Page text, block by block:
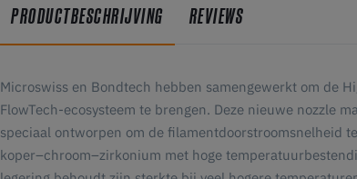
PRODUCTBESCHRIJVING REVIEWS
Microswiss en Bondtech hebben samengewerkt om de
FlowTech-ecosysteem te brengen. Deze nieuwe nozzle
speciaal ontworpen om de filamentdoorstroomsnelheid
koper–chroom–zirkonium met hoge